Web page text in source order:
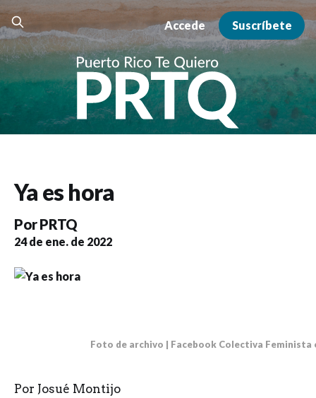
Accede Suscríbete
Ya es hora
PorPRTQ
24 de ene. de 2022
Foto de archivo | Facebook Colectiva Feminista
Por Josué Montijo